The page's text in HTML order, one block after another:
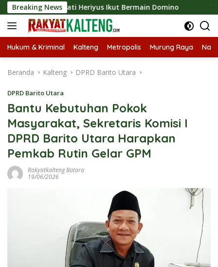
Langsung
ke
konten
Breaking News
Bupati Heriyus Ikut Bermain Domino Tekan
Hukum & Kriminal Kalteng Metropolis Murung Raya
Beranda Kalteng DPRD Barito Utara
DPRD Barito Utara
Bantu Kebutuhan Pokok
Masyarakat, Sekretaris Komisi I
DPRD Barito Utara Harapkan
Pemkab Rutin Gelar GPM
Rakyatkalteng Batara
19/06/2026